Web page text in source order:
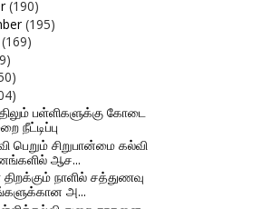
(190)
(195)
(169)
பள்ளிகளுக்கு கோடை
நீட்டிப்பு
பெறும் சிறுபான்மை கல்வி
ஆச...
நாளில் சத்துணவு
அ...